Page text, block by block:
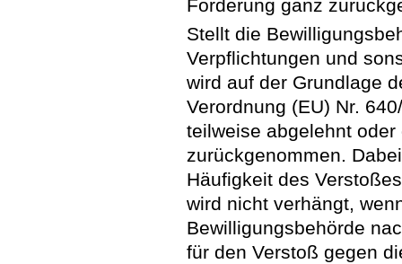
Förderung ganz
Stellt die
Verpflichtungen und
wird auf der Grundlage
Verordnung (EU) Nr.
teilweise abgelehnt
zurückgenommen.
Häufigkeit des
wird nicht verhängt,
Bewilligungsbehörde
für den Verstoß gegen